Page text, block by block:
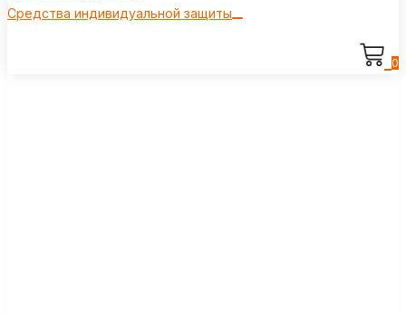
Средства индивидуальной защиты
0